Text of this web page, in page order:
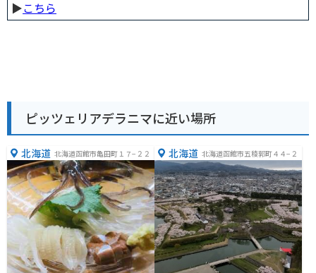
▶︎こちら
ピッツェリアデラニマに近い場所
北海道 北海道函館市亀田町１７−２２ 北海道 北海道函館市五稜郭町４４−２